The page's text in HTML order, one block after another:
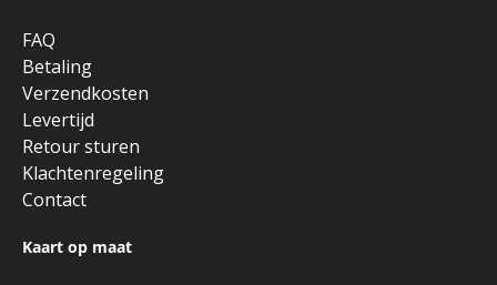
FAQ
Betaling
Verzendkosten
Levertijd
Retour sturen
Klachtenregeling
Contact
Kaart op maat